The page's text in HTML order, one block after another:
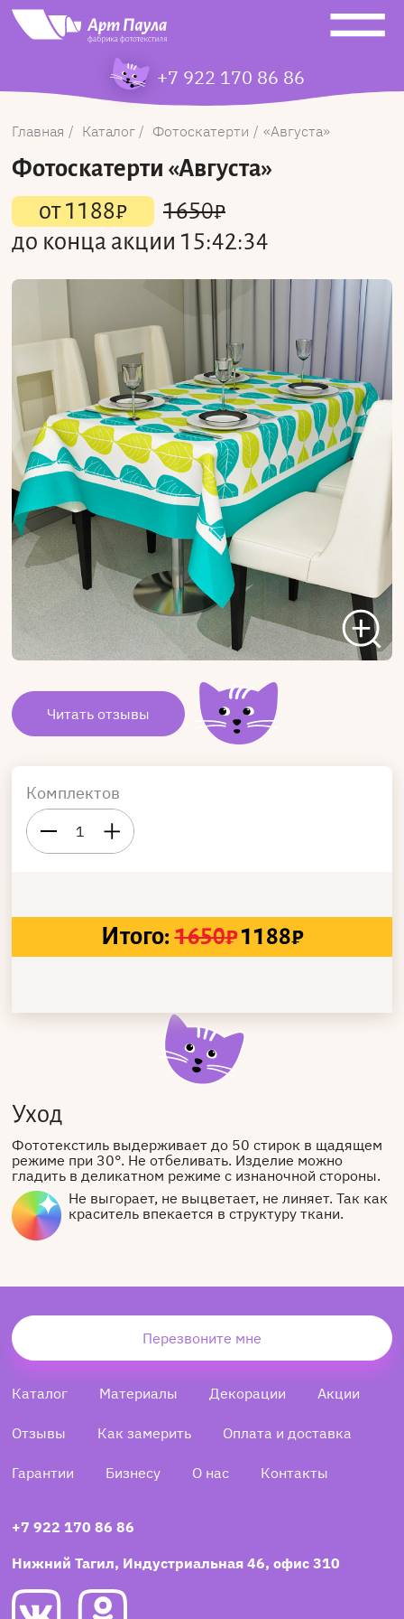
+7 922 170 86 86
Главная Каталог Фотоскатерти Августа
Фотоскатерти «Августа»
от1188₽ 1650₽
до конца акции 15:42:34
Читать отзывы
Комплектов
1
Итого: 1650₽1188₽
Уход
Фототекстиль выдерживает до 50 стирок в щадящем
режиме при 30°. Не отбеливать. Изделие можно
гладить в деликатном режиме с изнаночной стороны.
Не выгорает, не выцветает, не линяет. Так как
краситель впекается в структуру ткани.
Перезвоните мне
Каталог Материалы Декорации Акции
Отзывы Как замерить Оплата и доставка
Гарантии Бизнесу О нас Контакты
+7 922 170 86 86
Нижний Тагил, Индустриальная 46, офис 310